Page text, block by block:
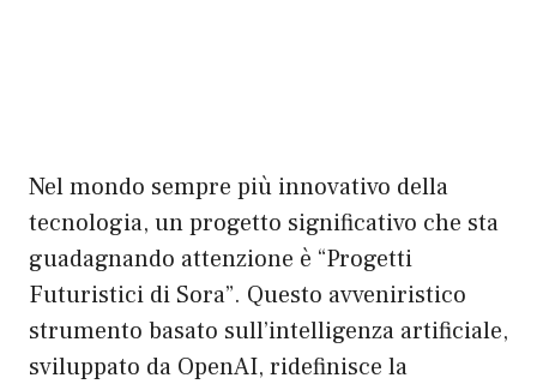
Nel mondo sempre più innovativo della
tecnologia, un progetto significativo che sta
guadagnando attenzione è “Progetti
Futuristici di Sora”. Questo avveniristico
strumento basato sull’intelligenza artificiale,
sviluppato da OpenAI, ridefinisce la